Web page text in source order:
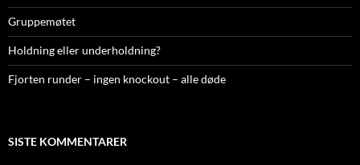
Gruppemøtet
Holdning eller underholdning?
Fjorten runder – ingen knockout – alle døde
SISTE KOMMENTARER